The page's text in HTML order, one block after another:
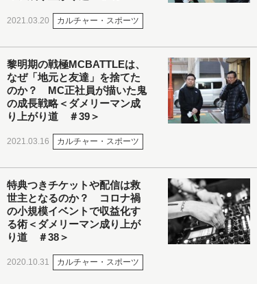
2021.03.20 カルチャー・スポーツ
黎明期の戦極MCBATTLEは、
なぜ「地元と友達」を捨てた
のか？ MC正社員が描いた鬼
の成長戦略＜ダメリーマン成
り上がり道 ＃39＞
2021.03.16 カルチャー・スポーツ
特典つきチケットや配信は救
世主となるのか？ コロナ禍
の小規模イベントで収益化す
る術＜ダメリーマン成り上が
り道 ＃38＞
2020.10.31 カルチャー・スポーツ